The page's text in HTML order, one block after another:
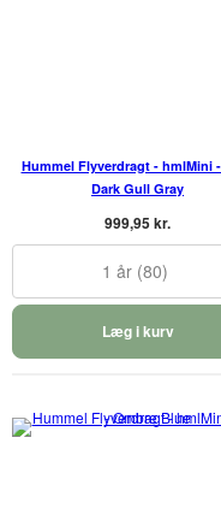
Hummel Flyverdragt - hmlMini
Dark Gull Gray
999,95 kr.
1 år (80)
Læg i kurv